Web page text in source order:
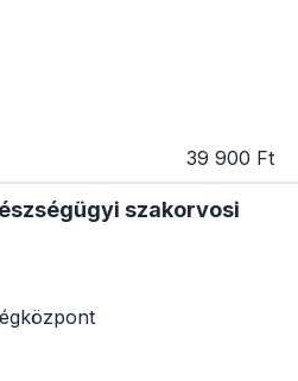
39 900 Ft
szakorvosi